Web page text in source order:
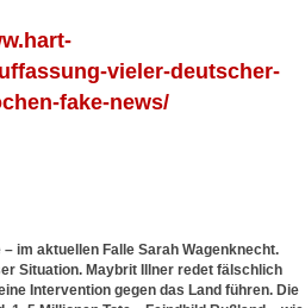
vieler-deutscher-
fake-news/
im aktuellen Falle Sarah Wagenknecht.
Situation. Maybrit Illner redet fälschlich
Intervention gegen das Land führen. Die